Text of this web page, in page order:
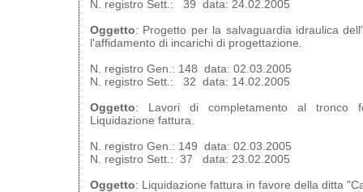
N. registro Sett.: 39 data: 24.02.2005
Oggetto: Progetto per la salvaguardia idraulica
l'affidamento di incarichi di progettazione.
N. registro Gen.: 148 data: 02.03.2005
N. registro Sett.: 32 data: 14.02.2005
Oggetto: Lavori di completamento al tronco
Liquidazione fattura.
N. registro Gen.: 149 data: 02.03.2005
N. registro Sett.: 37 data: 23.02.2005
Oggetto: Liquidazione fattura in favore della ditta